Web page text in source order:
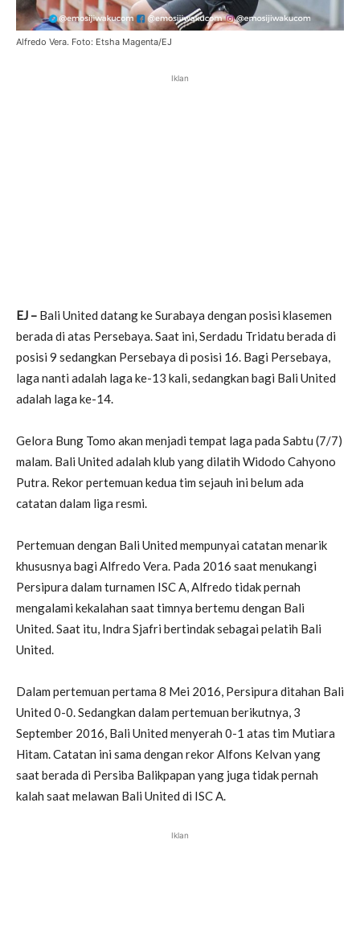
Alfredo Vera. Foto: Etsha Magenta/EJ
Iklan
EJ – Bali United datang ke Surabaya dengan posisi klasemen
berada di atas Persebaya. Saat ini, Serdadu Tridatu berada di
posisi 9 sedangkan Persebaya di posisi 16. Bagi Persebaya,
laga nanti adalah laga ke-13 kali, sedangkan bagi Bali United
adalah laga ke-14.
Gelora Bung Tomo akan menjadi tempat laga pada Sabtu (7/7)
malam. Bali United adalah klub yang dilatih Widodo Cahyono
Putra. Rekor pertemuan kedua tim sejauh ini belum ada
catatan dalam liga resmi.
Pertemuan dengan Bali United mempunyai catatan menarik
khususnya bagi Alfredo Vera. Pada 2016 saat menukangi
Persipura dalam turnamen ISC A, Alfredo tidak pernah
mengalami kekalahan saat timnya bertemu dengan Bali
United. Saat itu, Indra Sjafri bertindak sebagai pelatih Bali
United.
Dalam pertemuan pertama 8 Mei 2016, Persipura ditahan Bali
United 0-0. Sedangkan dalam pertemuan berikutnya, 3
September 2016, Bali United menyerah 0-1 atas tim Mutiara
Hitam. Catatan ini sama dengan rekor Alfons Kelvan yang
saat berada di Persiba Balikpapan yang juga tidak pernah
kalah saat melawan Bali United di ISC A.
Iklan